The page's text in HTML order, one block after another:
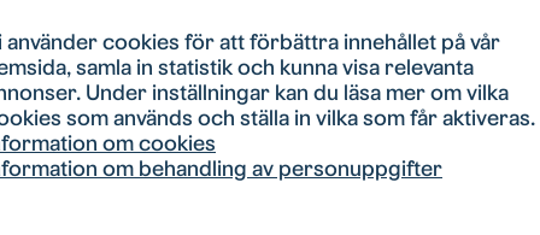
Våra
använder cookies för att förbättra innehållet på vår
samla in statistik och kunna visa relevanta
Under inställningar kan du läsa mer om vilka
som används och ställa in vilka som får aktiveras.
om cookies
om behandling av personuppgifter